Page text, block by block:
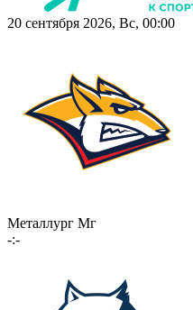
20 сентября 2026, Вс, 00:00
Металлург Мг
-:-